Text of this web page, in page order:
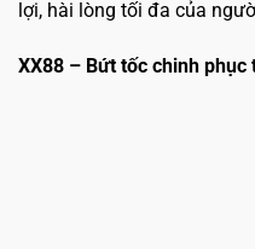
lợi, hài lòng tối đa của
XX88 – Bứt tốc chinh